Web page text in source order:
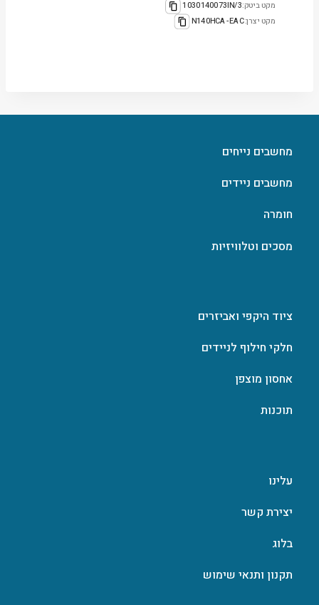
מקט ביטק:1030140073IN/3
מקט יצרן:N140HCA-EAC
מחשבים נייחים
מחשבים ניידים
חומרה
מסכים וטלוויזיות
ציוד היקפי ואביזרים
חלקי חילוף לניידים
אחסון מוצפן
תוכנות
עלינו
יצירת קשר
בלוג
תקנון ותנאי שימוש